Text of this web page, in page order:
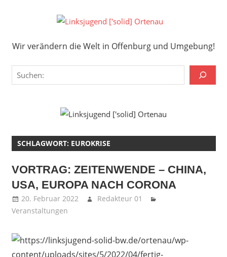
Wir verändern die Welt in Offenburg und Umgebung!
SCHLAGWORT: EUROKRISE
VORTRAG: ZEITENWENDE – CHINA,
USA, EUROPA NACH CORONA
20. Februar 2022
Redakteur 01
Veranstaltungen